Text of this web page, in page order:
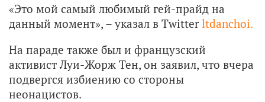
«Это мой самый любимый гей-прайд на
данный момент», – указал в Twitterltdanchoi.
На параде также был и французский
активист Луи-Жорж Тен, он заявил, что вчера
подвергся избиению со стороны
неонацистов.